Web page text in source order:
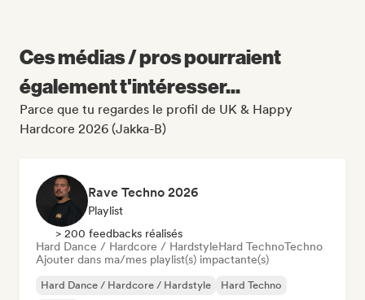
Ces médias / pros pourraient
également t'intéresser...
Parce que tu regardes le profil de UK & Happy
Hardcore 2026 (Jakka-B)
Rave Techno 2026
Playlist
> 200 feedbacks réalisés
Hard Dance / Hardcore / HardstyleHard TechnoTechno
Ajouter dans ma/mes playlist(s) impactante(s)
Hard Dance / Hardcore / Hardstyle
Hard Techno